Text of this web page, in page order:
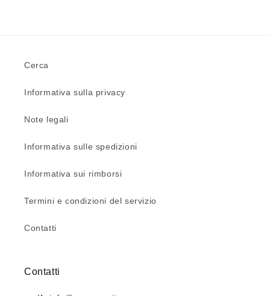
Cerca
Informativa sulla privacy
Note legali
Informativa sulle spedizioni
Informativa sui rimborsi
Termini e condizioni del servizio
Contatti
Contatti